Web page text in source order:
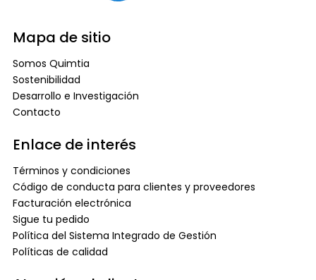
Mapa de sitio
Somos Quimtia
Sostenibilidad
Desarrollo e Investigación
Contacto
Enlace de interés
Términos y condiciones
Código de conducta para clientes y proveedores
Facturación electrónica
Sigue tu pedido
Política del Sistema Integrado de Gestión
Políticas de calidad